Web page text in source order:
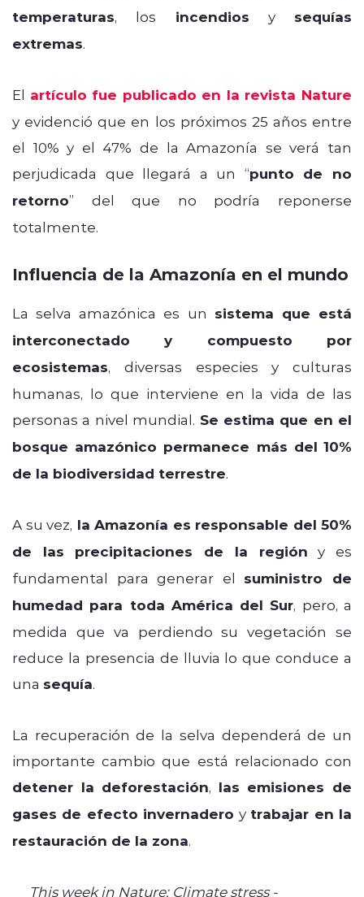
temperaturas, los incendios y sequías
extremas.
El artículo fue publicado en la revista Nature
y evidenció que en los próximos 25 años entre
el 10% y el 47% de la Amazonía se verá tan
perjudicada que llegará a un “punto de no
retorno” del que no podría reponerse
totalmente.
Influencia de la Amazonía en el mundo
La selva amazónica es un sistema que está
interconectado y compuesto por
ecosistemas, diversas especies y culturas
humanas, lo que interviene en la vida de las
personas a nivel mundial. Se estima que en el
bosque amazónico permanece más del 10%
de la biodiversidad terrestre.
A su vez, la Amazonía es responsable del 50%
de las precipitaciones de la región y es
fundamental para generar el suministro de
humedad para toda América del Sur, pero, a
medida que va perdiendo su vegetación se
reduce la presencia de lluvia lo que conduce a
una sequía.
La recuperación de la selva dependerá de un
importante cambio que está relacionado con
detener la deforestación, las emisiones de
gases de efecto invernadero y trabajar en la
restauración de la zona.
This week in Nature: Climate stress -